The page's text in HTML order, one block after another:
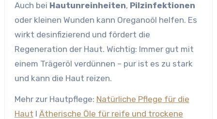
Auch bei Hautunreinheiten, Pilzinfektionen
oder kleinen Wunden kann Oreganoöl helfen. Es
wirkt desinfizierend und fördert die
Regeneration der Haut. Wichtig: Immer gut mit
einem Trägeröl verdünnen – pur ist es zu stark
und kann die Haut reizen.
Mehr zur Hautpflege: Natürliche Pflege für die
Haut l Ätherische Öle für reife und trockene